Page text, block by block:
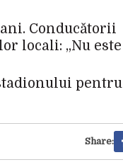
Conducătorii
locali: „Nu este
pentru
Share: